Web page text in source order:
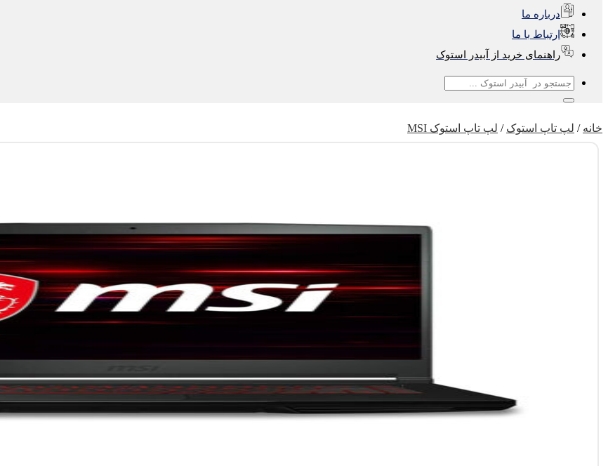
درباره ما
ارتباط با ما
راهنمای خرید از آبیدر استوک
جستجو
خانه / لپ تاپ استوک / لپ تاپ استوک MSI